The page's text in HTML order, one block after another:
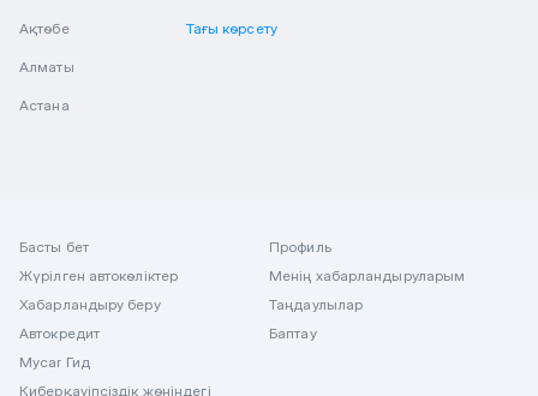
Ақтөбе
Алматы
Астана
Тағы көрсету
Басты бет
Жүрілген автокөліктер
Хабарландыру беру
Автокредит
Mycar Гид
Киберқауіпсіздік жөніндегі
Профиль
Менің хабарландыруларым
Таңдаулылар
Баптау